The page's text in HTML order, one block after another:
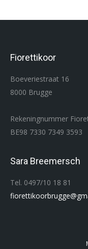
Fiorettikoor
Boeveriestraat 16
8000 Brugge
Rekeningnummer
BE98 7330 7349 3593
Sara Breemersch
Tel. 0497/10 18 81